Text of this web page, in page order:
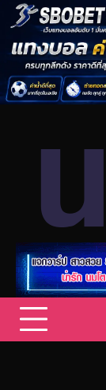
แจกวา
สาว
แจกวาร์ป สาว
Onlyfans 18+